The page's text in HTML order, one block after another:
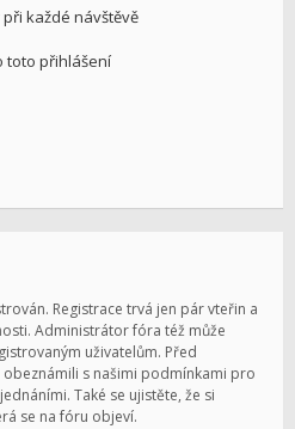
každé návštěvě
toto přihlášení
Registrace trvá jen pár vteřin a
Administrátor fóra též může
uživatelům. Před
obeznámili s našimi podmínkami pro
Také se ujistěte, že si
se na fóru objeví.